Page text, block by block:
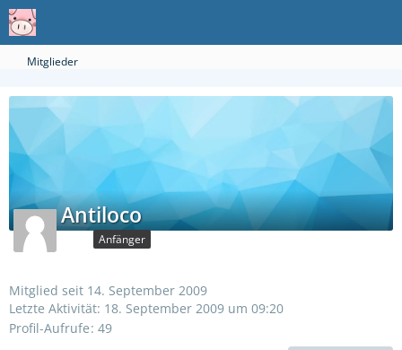
Mitglieder
Antiloco
Anfänger
Mitglied seit 14. September 2009
Letzte Aktivität: 18. September 2009 um 09:20
Profil-Aufrufe 49